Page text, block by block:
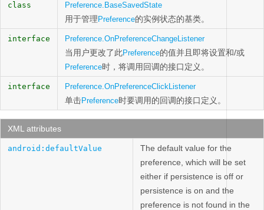
class Preference.BaseSavedState
用于管理 Preference的实例状态的基类。
interface Preference.OnPreferenceChangeListener
当用户更改了此Preference的值并且即将设置和/或
Preference时，将调用回调的接口定义。
interface Preference.OnPreferenceClickListener
单击Preference时要调用的回调的接口定义。
XML attributes
android:defaultValue
The default value for the
preference, which will be set
either if persistence is off or
persistence is on and the
preference is not found in the